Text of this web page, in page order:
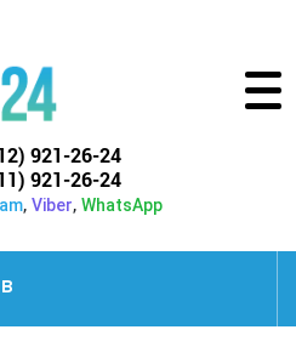
921-26-24
921-26-24
, Viber, WhatsApp